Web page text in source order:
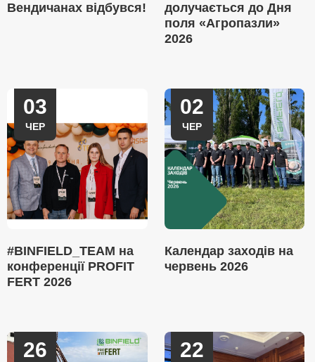
Вендичанах відбувся!
долучається до Дня
поля «Агропазли»
2026
03
ЧЕР
#BINFIELD_TEAM на
конференції PROFIT
FERT 2026
02
ЧЕР
Календар заходів на
червень 2026
26 22